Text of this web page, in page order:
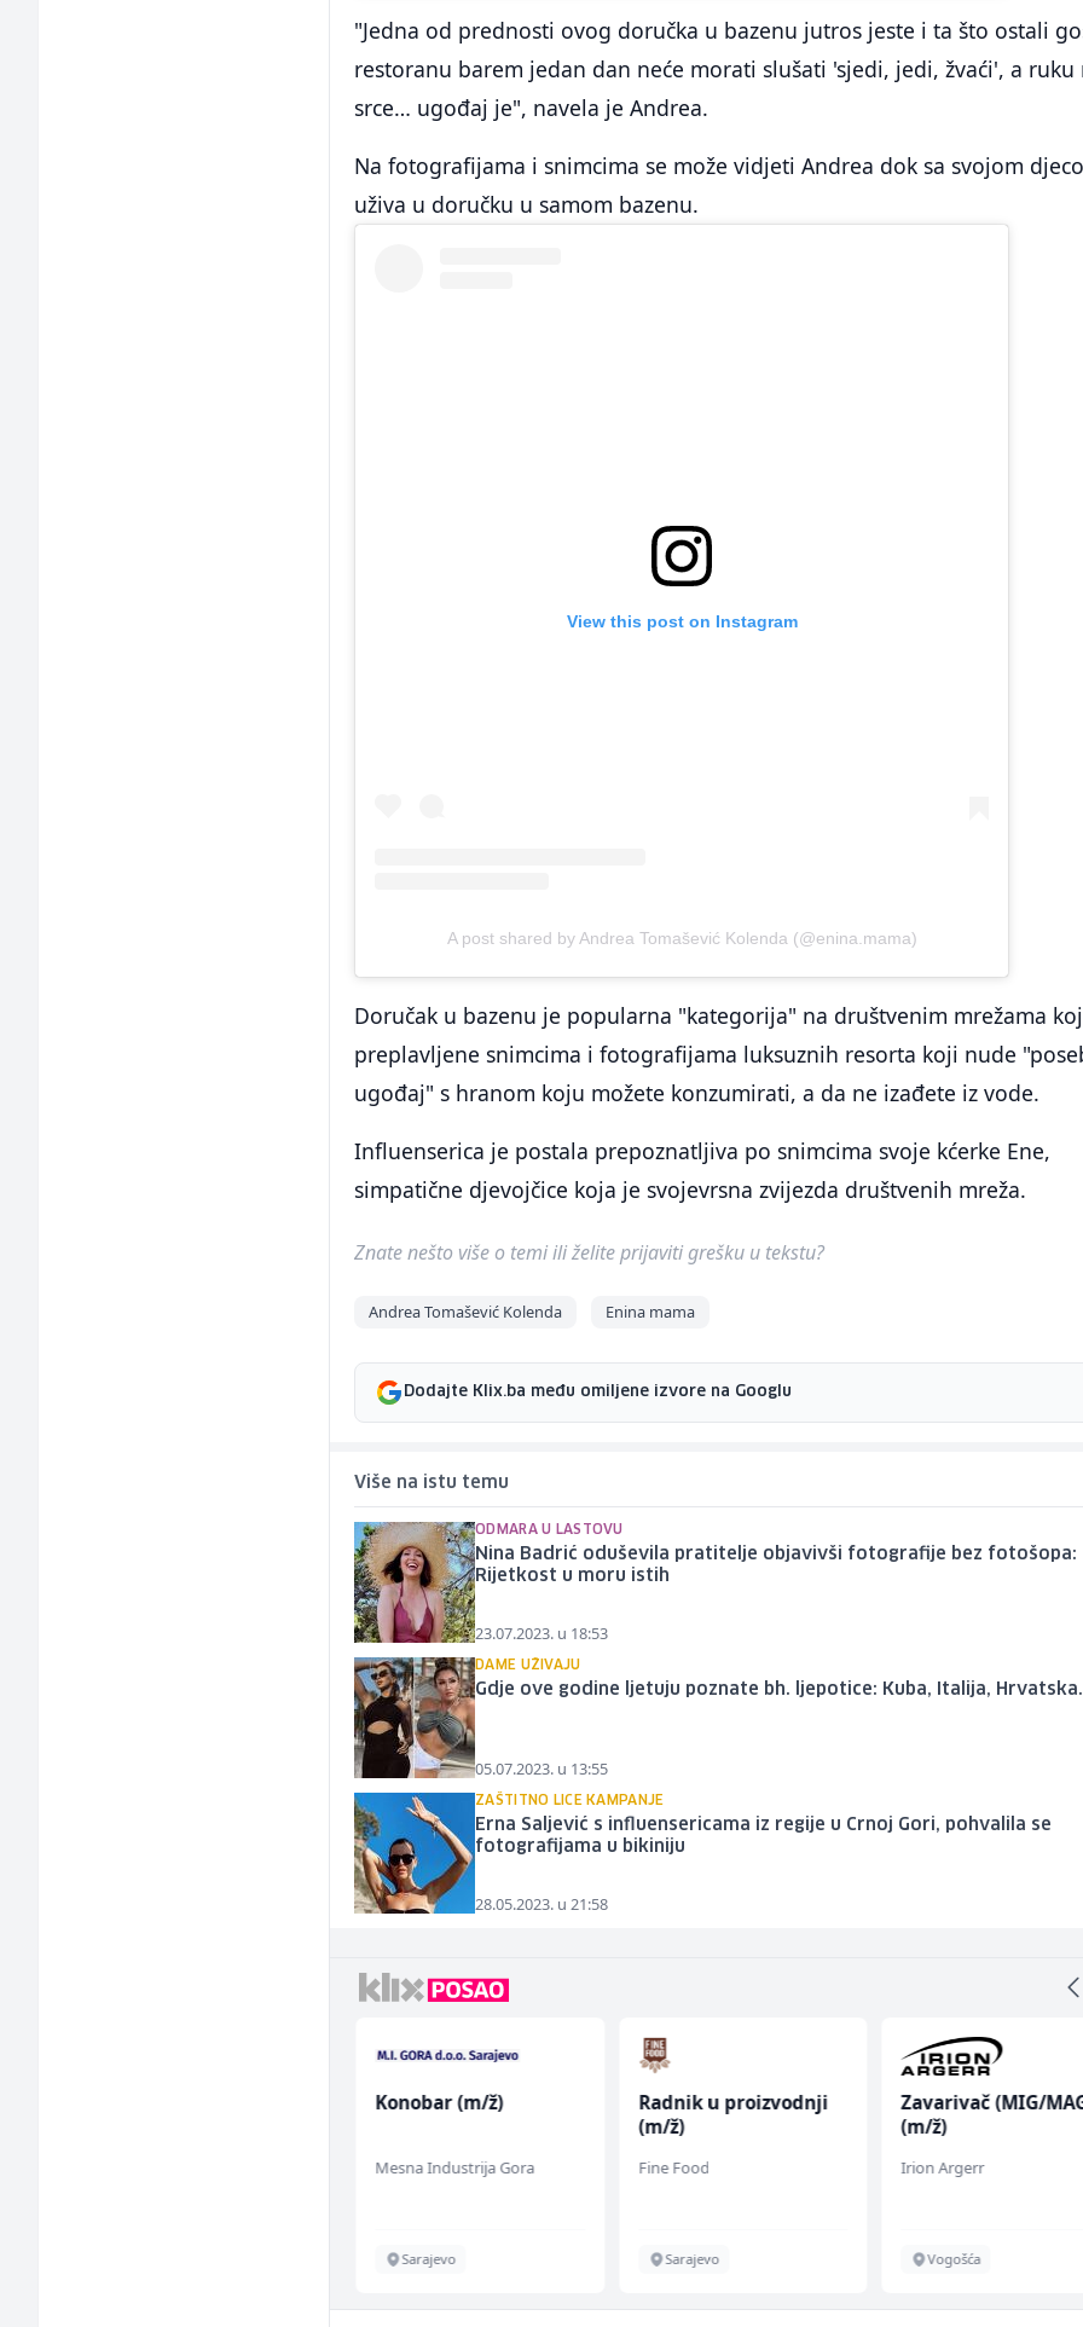
"Jedna od prednosti ovog doručka u bazenu jutros jeste i ta što ostali
restoranu barem jedan dan neće morati slušati 'sjedi, jedi, žvaći', a ruku
srce… ugođaj je", navela je Andrea.
Na fotografijama i snimcima se može vidjeti Andrea dok sa svojom
uživa u doručku u samom bazenu.
View this post on Instagram
A post shared by Andrea Tomašević Kolenda (@enina.mama)
Doručak u bazenu je popularna "kategorija" na društvenim mrežama
preplavljene snimcima i fotografijama luksuznih resorta koji nude
ugođaj" s hranom koju možete konzumirati, a da ne izađete iz vode.
Influenserica je postala prepoznatljiva po snimcima svoje kćerke Ene,
simpatične djevojčice koja je svojevrsna zvijezda društvenih mreža.
Znate nešto više o temi ili želite prijaviti grešku u tekstu?
Andrea Tomašević Kolenda Enina mama
Dodajte Klix.ba među omiljene izvore na Googlu
Više na istu temu
ODMARA U LASTOVU
Nina Badrić oduševila pratitelje objavivši fotografije bez fotošopa:
Rijetkost u moru istih
23.07.2023. u 18:53
DAME UŽIVAJU
Gdje ove godine ljetuju poznate bh. ljepotice: Kuba, Italija,
05.07.2023. u 13:55
ZAŠTITNO LICE KAMPANJE
Erna Saljević s influensericama iz regije u Crnoj Gori, pohvalila se
fotografijama u bikiniju
28.05.2023. u 21:58
Konobar (m/ž)
Mesna Industrija Gora
Sarajevo
Radnik u proizvodnji
(m/ž)
Fine Food
Sarajevo
Zavarivač (MIG/
(m/ž)
Irion Argerr
Vogošća